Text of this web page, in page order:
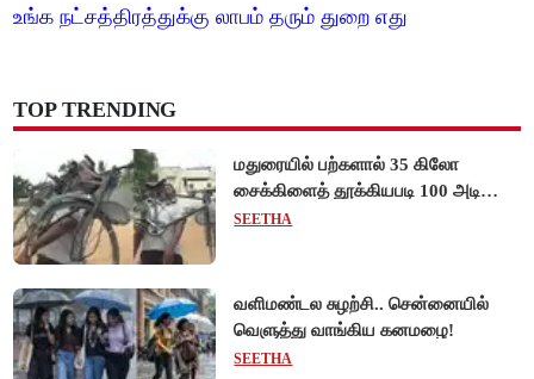
உங்க நட்சத்திரத்துக்கு லாபம் தரும் துறை எது
TOP TRENDING
மதுரையில் பற்களால் 35 கிலோ
சைக்கிளைத் தூக்கியபடி 100 அடி
நடந்து சென்று முன்னாள் ராணுவ வீரர்
SEETHA
வளிமண்டல சுழற்சி.. சென்னையில்
வெளுத்து வாங்கிய கனமழை!
SEETHA